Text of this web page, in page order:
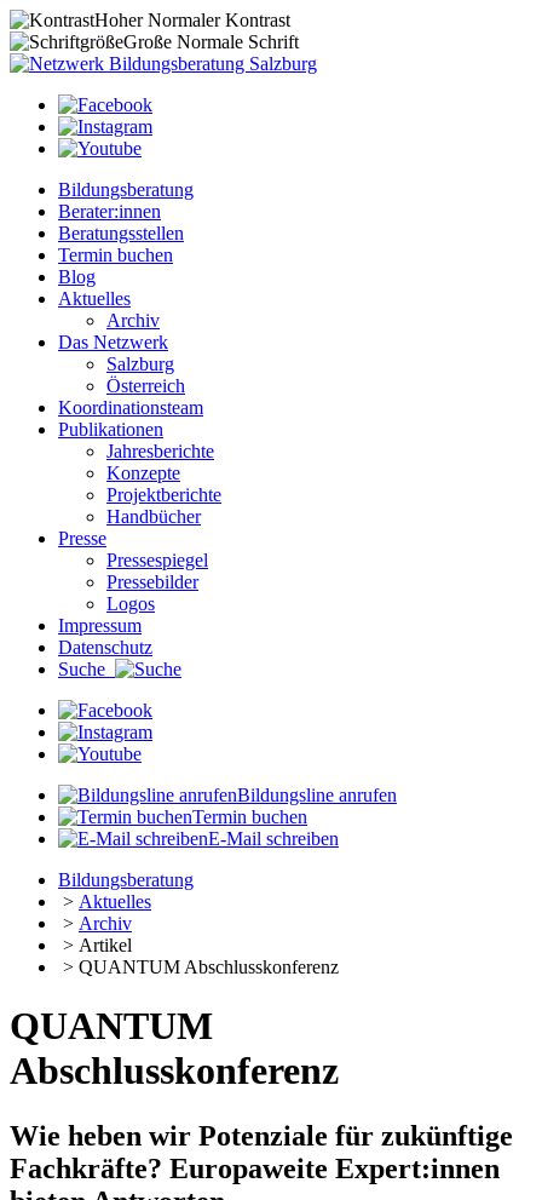
HoherNormalerKontrast
Große Normale Schrift
Bildungsberatung
Berater:innen
Beratungsstellen
Termin buchen
Blog
Aktuelles
Archiv
Das Netzwerk
Salzburg
Österreich
Koordinationsteam
Publikationen
Jahresberichte
Konzepte
Projektberichte
Handbücher
Presse
Pressespiegel
Pressebilder
Logos
Impressum
Datenschutz
Suche
Bildungsline anrufen
Termin buchen
E-Mail schreiben
Bildungsberatung
> Aktuelles
> Archiv
> Artikel
> QUANTUM Abschlusskonferenz
QUANTUM
Abschlusskonferenz
Wie heben wir Potenziale für zukünftige
Fachkräfte? Europaweite Expert:innen